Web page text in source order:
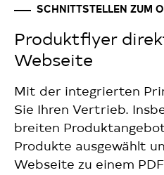
SCHNITTSTELLEN ZUM
Produktflyer
Webseite
Mit der integrierten
Sie Ihren Vertrieb.
breiten
Produkte ausgewählt
Webseite zu einem